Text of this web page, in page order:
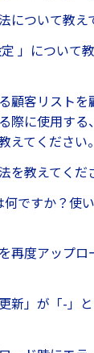
について教え
」について
顧客リストを
際に使用する
えてください。
を教えてくだ
何ですか？使
再度アップロ
新」が「-」